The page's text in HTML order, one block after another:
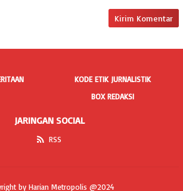
KODE ETIK JURNALISTIK
BOX REDAKSI
JARINGAN SOCIAL
RSS
by Harian Metropolis @2024